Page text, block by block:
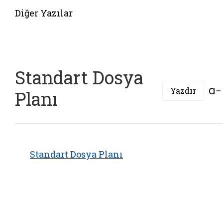
Diğer Yazılar
Standart Dosya
Planı
Yazdır
Standart Dosya Planı